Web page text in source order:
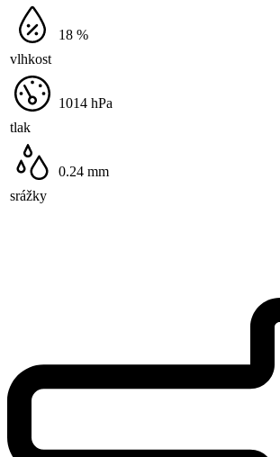
vlhkost
18 %
tlak
1014 hPa
srážky
0.24 mm